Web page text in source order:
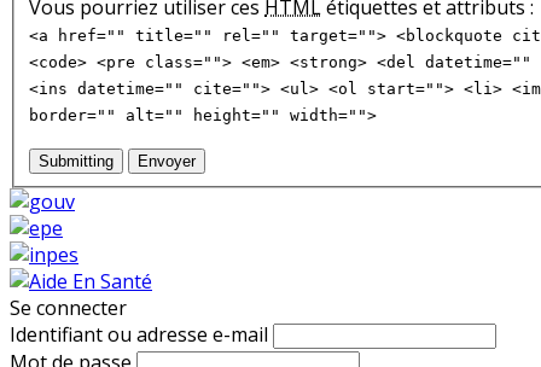
Vous pourriez utiliser ces HTMLétiquettes et attributs :
<a href="" title="" rel="" target=""> <blockquote
<code> <pre class=""> <em> <strong> <del
<ins datetime="" cite=""> <ul> <ol start=""> <li>
border="" alt="" height="" width="">
Submitting Envoyer
Se connecter
Identifiant ou adresse e-mail